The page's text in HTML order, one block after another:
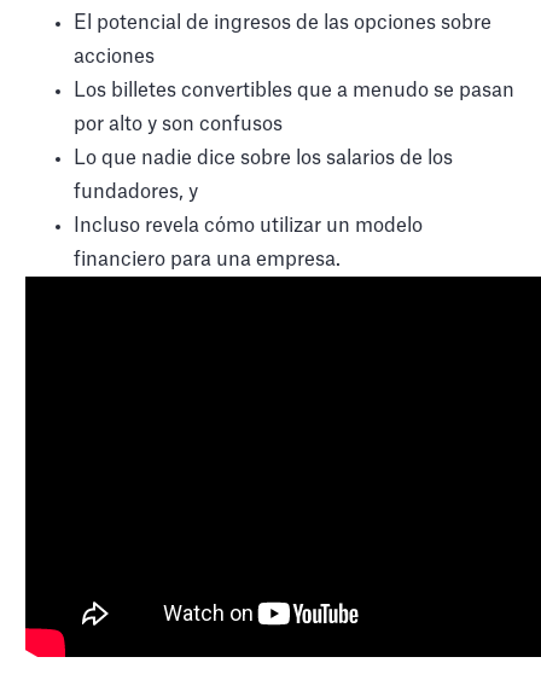
El potencial de ingresos de las opciones sobre
acciones
Los billetes convertibles que a menudo se pasan
por alto y son confusos
Lo que nadie dice sobre los salarios de los
fundadores, y
Incluso revela cómo utilizar un modelo
financiero para una empresa.